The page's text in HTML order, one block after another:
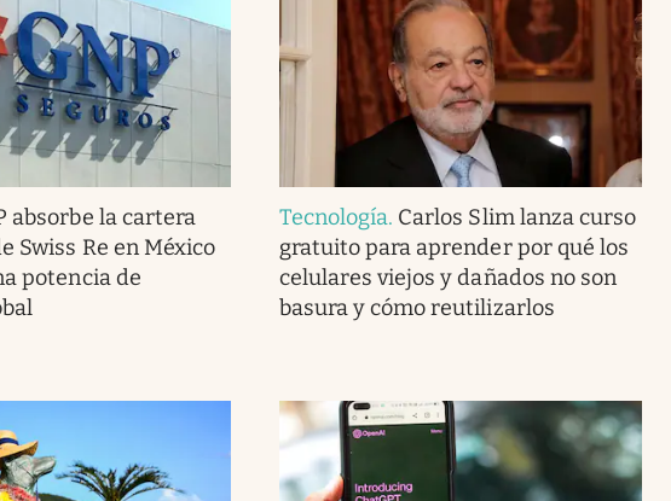
absorbe la cartera
Swiss Re en México
potencia de
Tecnología. Carlos Slim lanza curso
gratuito para aprender por qué los
celulares viejos y dañados no son
basura y cómo reutilizarlos